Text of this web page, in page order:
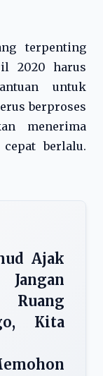
terpenting
2020 harus
untuk
berproses
menerima
cepat berlalu.
Ajak
Kita